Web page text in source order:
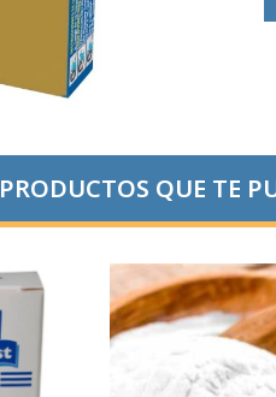
PRODUCTOS QUE TE